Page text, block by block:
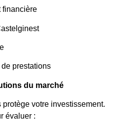
financière
prestations
du marché
protège votre investissement.
évaluer :